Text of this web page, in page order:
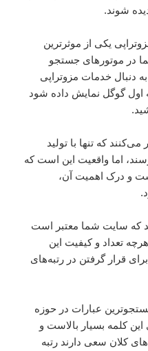
شوند.
یکی از موثرترین
در موتورهای جستجو
دنبال خدمات مزوتراپی
اول گوگل نمایش داده شود
که تنها با تولید
اما واقعیت این است که
و درک اهمیت آن،
که سایت شما معتبر است
تعداد و کیفیت این
قرار گرفتن در رتبه‌های
عبارات در حوزه
کلمه بسیار بالاست و
کلان سعی دارند رتبه